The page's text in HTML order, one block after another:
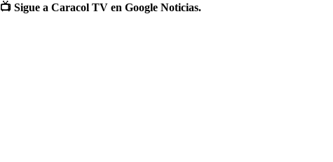
📺 Sigue a Caracol TV en Google Noticias.